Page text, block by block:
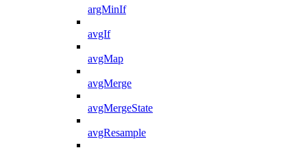
argMinIf
avgIf
avgMap
avgMerge
avgMergeState
avgResample